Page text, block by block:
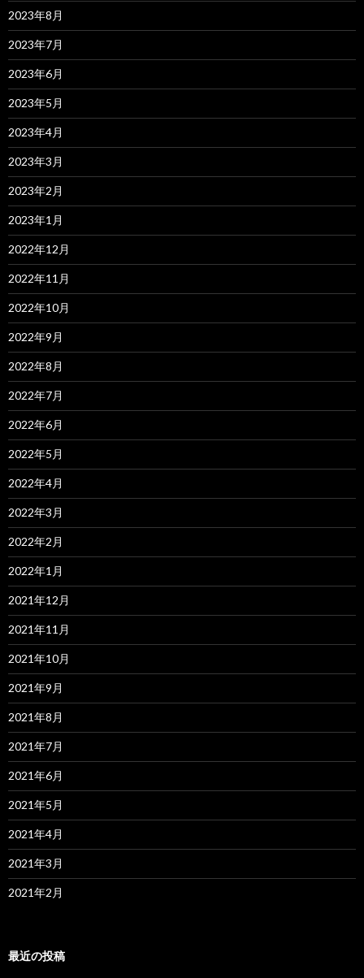
2023年8月
2023年7月
2023年6月
2023年5月
2023年4月
2023年3月
2023年2月
2023年1月
2022年12月
2022年11月
2022年10月
2022年9月
2022年8月
2022年7月
2022年6月
2022年5月
2022年4月
2022年3月
2022年2月
2022年1月
2021年12月
2021年11月
2021年10月
2021年9月
2021年8月
2021年7月
2021年6月
2021年5月
2021年4月
2021年3月
2021年2月
最近の投稿